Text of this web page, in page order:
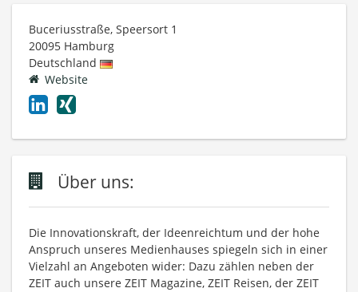
Buceriusstraße, Speersort 1
20095 Hamburg
Deutschland
Website
Über uns:
Die Innovationskraft, der Ideenreichtum und der hohe
Anspruch unseres Medienhauses spiegeln sich in einer
Vielzahl an Angeboten wider: Dazu zählen neben der
ZEIT auch unsere ZEIT Magazine, ZEIT Reisen, der ZEIT